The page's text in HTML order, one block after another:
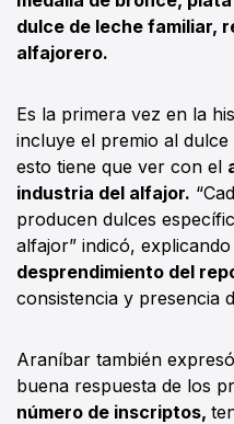
dulce de leche familiar,
alfajorero.
Es la primera vez en la
incluye el premio al
esto tiene que ver con el
industria del alfajor.
producen dulces
alfajor” indicó,
desprendimiento del
consistencia y presencia
Araníbar también
buena respuesta de los
número de inscriptos,